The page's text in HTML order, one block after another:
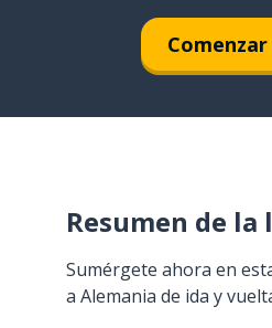
Resumen de la
Sumérgete ahora en
a Alemania de ida y